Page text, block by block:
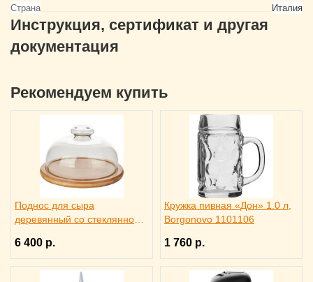
Страна
Италия
Инструкция, сертификат и другая
документация
Рекомендуем купить
Поднос для сыра
деревянный со стеклянной
6 400 р.
Кружка пивная «Дон» 1.0 л,
Borgonovo 1101106
1 760 р.